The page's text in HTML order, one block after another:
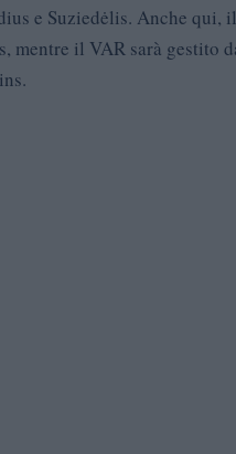
e Suziedėlis. Anche qui,
mentre il VAR sarà gestito